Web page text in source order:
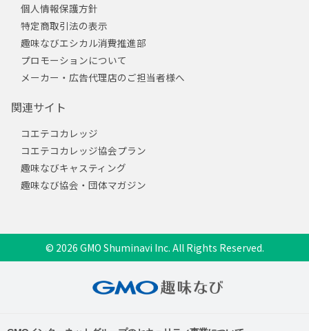
個人情報保護方針
特定商取引法の表示
趣味なびエシカル消費推進部
プロモーションについて
メーカー・広告代理店のご担当者様へ
関連サイト
コエテコカレッジ
コエテコカレッジ協会プラン
趣味なびキャスティング
趣味なび協会・団体マガジン
© 2026 GMO Shuminavi Inc. All Rights Reserved.